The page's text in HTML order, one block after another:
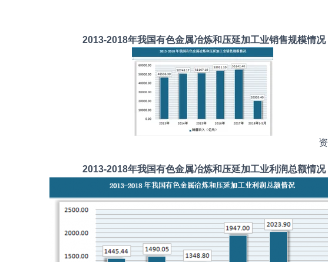
2013-2018年我国有色金属冶炼和压延加工业销售规模情况
2013-2018年我国有色金属冶炼和压延加工业利润总额情况